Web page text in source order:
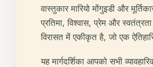
वास्तुकार मारियो मोंगुइडी और
प्रतिमा, विश्वास, प्रेम और
विरासत में एकीकृत है, जो एक
यह मार्गदर्शिका आपको सभी